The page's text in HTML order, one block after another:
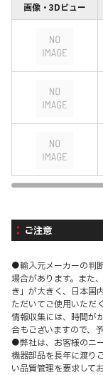
画像・3Dビュー
ご注意
●輸入元メーカーの判
場合があります。また
き」が大きく、日本国
ただいてご使用いただ
情報収集には、時間が
合もございますので、
●弊社は、お客様のニ
機器部品を長年に渡り
い品質管理を要求して